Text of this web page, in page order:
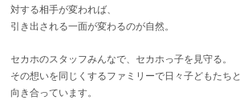
対する相手が変われば、
引き出される一面が変わるのが自然。
セカホのスタッフみんなで、セカホっ子を見守る。
その想いを同じくするファミリーで日々子どもたちと
向き合っています。